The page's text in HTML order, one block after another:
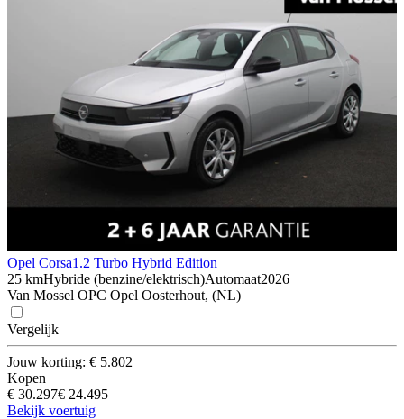
Opel Corsa1.2 Turbo Hybrid Edition
25 kmHybride (benzine/elektrisch)Automaat2026
Van Mossel OPC Opel Oosterhout, (NL)
Vergelijk
Jouw korting: € 5.802
Kopen
€ 30.297€ 24.495
Bekijk voertuig